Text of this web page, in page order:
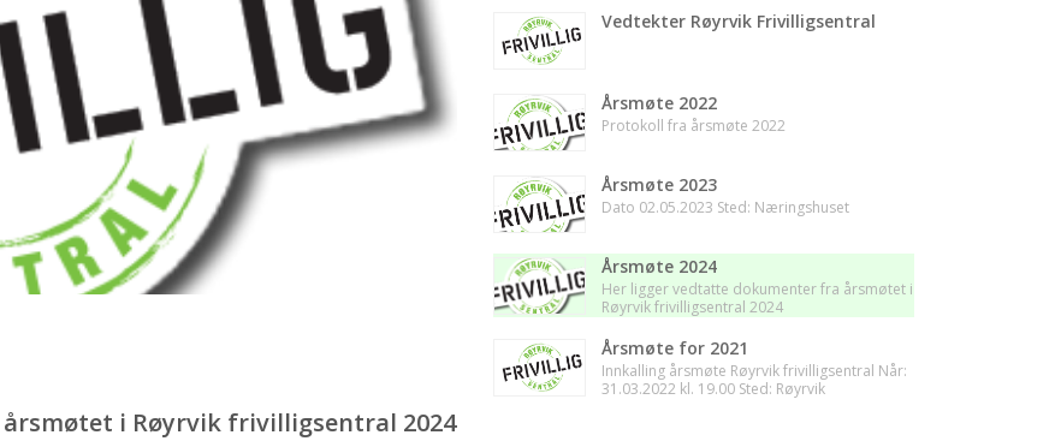
i Røyrvik frivilligsentral 2024
Vedtekter Røyrvik Frivilligsentral
Årsmøte 2022
Protokoll fra årsmøte 2022
Årsmøte 2023
Dato 02.05.2023 Sted: Næringshuset
Årsmøte 2024
Her ligger vedtatte dokumenter fra årsmøtet i
Røyrvik frivilligsentral 2024
Årsmøte for 2021
Innkalling årsmøte Røyrvik frivilligsentral Når:
31.03.2022 kl. 19.00 Sted: Røyrvik